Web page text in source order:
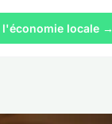
l'économie locale →